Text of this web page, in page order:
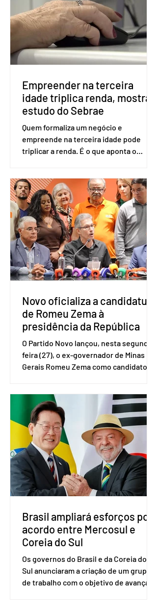
eleitor pode votar mesmo sem ter
realizado esse cadastro. Neste caso,
será exigido o documento de
identificação para acesso à urna
eletrônica. Se a urna eletrônica não
reconh
Empreender na terceira
idade triplica renda, mostra
estudo do Sebrae
Quem formaliza um negócio e
empreende na terceira idade pode
triplicar a renda. É o que aponta o
Amostra de Domicílio (PNAD Contínua),
do Serviço Brasileiro de Apoio às Micro
e Pequenas Empresas (Sebrae),
realizado a partir de dados do Instituto
Brasileiro de Geografia e Estatística
(IBGE). O estudo do Sebrae mostra que,
no quarto trimestre de 2025, os
empreendedores 60+ formalizados
atingiram o maior rendime
Novo oficializa a candidatura
de Romeu Zema à
presidência da República
O Partido Novo lançou, nesta segunda-
feira (27), o ex-governador de Minas
Gerais Romeu Zema como candidato à
Brasília. O Novo ainda não definiu quem
vai compor a chapa como candidato a
vice-presidente. A convenção contou
com a presença do presidente nacional
do partido, Eduardo Ribeiro, e do
senador Eduardo Girão, filiado ao Novo
desde fevereiro de 2023. Formado em
administração de empresas pela
Fundaç
Brasil ampliará esforços por
acordo entre Mercosul e
Coreia do Sul
Os governos do Brasil e da Coreia do
Sul anunciaram a criação de um grupo
de trabalho com o objetivo de avançar